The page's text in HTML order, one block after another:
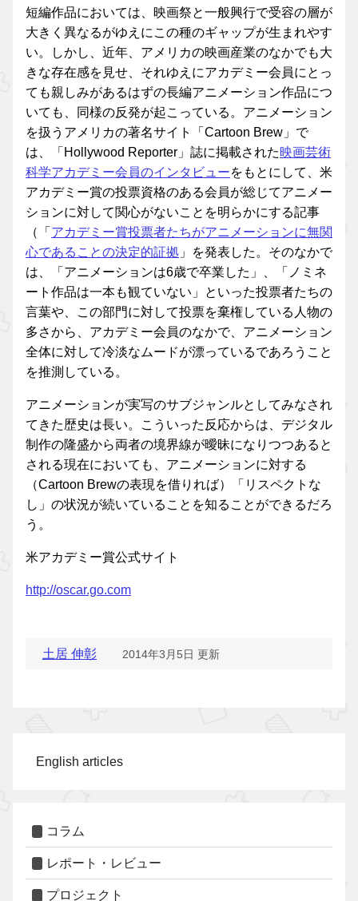
短編作品においては、映画祭と一般興行で受容の層が
大きく異なるがゆえにこの種のギャップが生まれやす
い。しかし、近年、アメリカの映画産業のなかでも大
きな存在感を見せ、それゆえにアカデミー会員にとっ
ても親しみがあるはずの長編アニメーション作品につ
いても、同様の反発が起こっている。アニメーション
を扱うアメリカの著名サイト「Cartoon Brew」で
は、「Hollywood Reporter」誌に掲載された映画芸術
科学アカデミー会員のインタビューをもとにして、米
アカデミー賞の投票資格のある会員が総じてアニメー
ションに対して関心がないことを明らかにする記事
（「 アカデミー賞投票者たちがアニメーションに無関
心であることの決定的証拠 」を発表した。そのなかで
は、「アニメーションは6歳で卒業した」、「ノミネ
ート作品は一本も観ていない」といった投票者たちの
言葉や、この部門に対して投票を棄権している人物の
多さから、アカデミー会員のなかで、アニメーション
全体に対して冷淡なムードが漂っているであろうこと
を推測している。
アニメーションが実写のサブジャンルとしてみなされ
てきた歴史は長い。こういった反応からは、デジタル
制作の隆盛から両者の境界線が曖昧になりつつあると
される現在においても、アニメーションに対する
（Cartoon Brewの表現を借りれば）「リスペクトな
し」の状況が続いていることを知ることができるだろ
う。
米アカデミー賞公式サイト
http://oscar.go.com
土居 伸彰 2014年3月5日 更新
English articles
コラム
レポート・レビュー
プロジェクト